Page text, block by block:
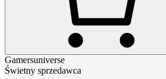
Gamersuniverse
Świetny sprzedawca